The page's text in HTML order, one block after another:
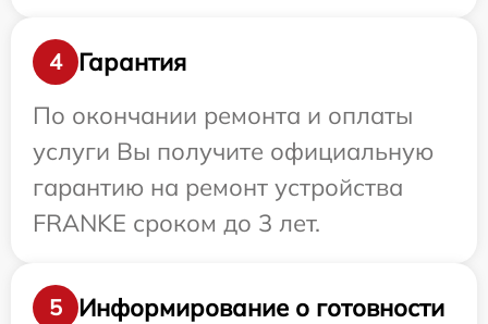
4
Гарантия
По окончании ремонта и оплаты
услуги Вы получите официальную
гарантию на ремонт устройства
FRANKE сроком до 3 лет.
5
Информирование о готовности